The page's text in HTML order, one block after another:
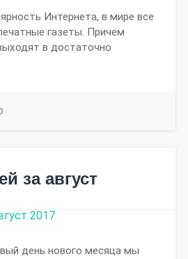
Интернета, в мире все
газеты. Причем
в достаточно
за август
день нового месяца мы